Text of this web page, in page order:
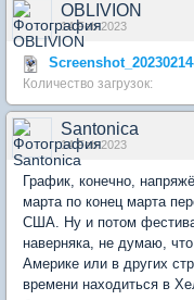
OBLIVION
14 Feb 2023
Количество загрузок:
Santonica
14 Feb 2023
График, конечно,
марта по конец марта
США. Ну и потом
наверняка, не думаю,
Америке или в других
времени находиться в